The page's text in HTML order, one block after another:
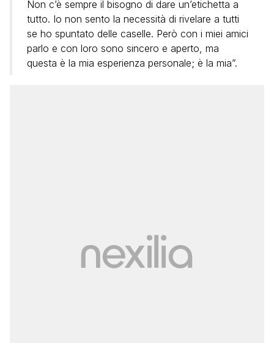
Non c’è sempre il bisogno di dare un’etichetta a
tutto. Io non sento la necessità di rivelare a tutti
se ho spuntato delle caselle. Però con i miei amici
parlo e con loro sono sincero e aperto, ma
questa è la mia esperienza personale; è la mia”.